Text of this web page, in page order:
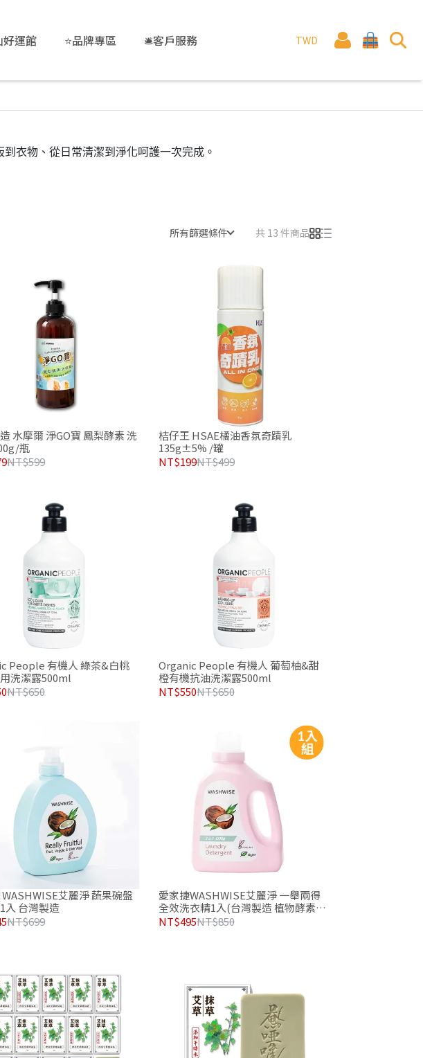
好運館 ⭐品牌專區 🛎️客戶服務 TWD
衣物、從日常清潔到淨化呵護一次完成。
所有篩選條件 共 13 件商品
水摩爾 淨GO寶 鳳梨酵素 洗
瓶
NT$599
桔仔王 HSAE橘油香氛奇蹟乳
135g±5% /罐
NT$199NT$499
People 有機人 綠茶&白桃
洗潔露500ml
NT$650
Organic People 有機人 葡萄柚&甜
橙有機抗油洗潔露500ml
NT$550NT$650
艾麗淨 蔬果碗盤
入 台灣製造
NT$699
愛家捷WASHWISE艾麗淨 一舉兩得
全效洗衣精1入(台灣製造 植物酵素洗
潔劑)
NT$495NT$850